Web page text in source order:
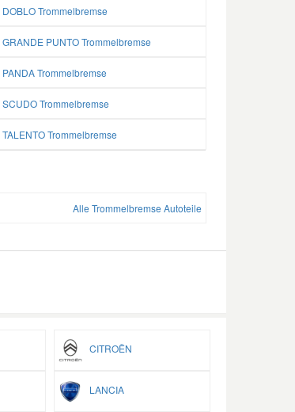
DOBLO Trommelbremse
GRANDE PUNTO Trommelbremse
PANDA Trommelbremse
SCUDO Trommelbremse
TALENTO Trommelbremse
Alle Trommelbremse Autoteile
CITROËN
LANCIA